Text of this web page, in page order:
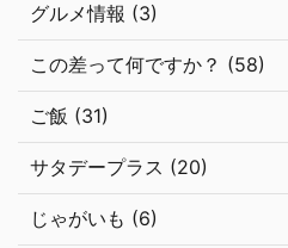
グルメ情報 (3)
この差って何ですか？ (58)
ご飯 (31)
サタデープラス (20)
じゃがいも (6)